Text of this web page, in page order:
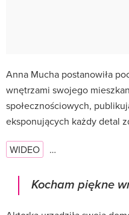
Anna Mucha postanowiła
wnętrzami swojego
społecznościowych,
eksponujących każdy detal
WIDEO …
Kocham piękne